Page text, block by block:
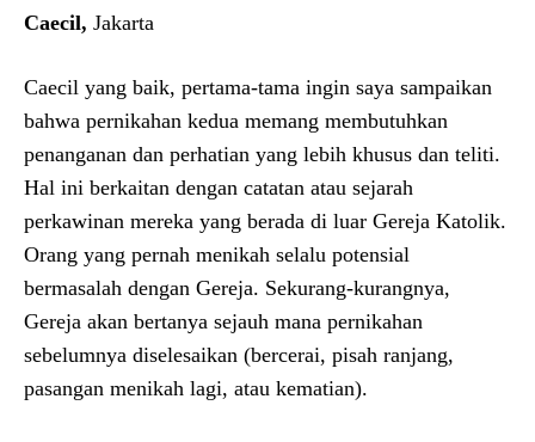
Caecil, Jakarta
Caecil yang baik, pertama-tama ingin saya sampaikan
bahwa pernikahan kedua memang membutuhkan
penanganan dan perhatian yang lebih khusus dan teliti.
Hal ini berkaitan dengan catatan atau sejarah
perkawinan mereka yang berada di luar Gereja Katolik.
Orang yang pernah menikah selalu potensial
bermasalah dengan Gereja. Sekurang-kurangnya,
Gereja akan bertanya sejauh mana pernikahan
sebelumnya diselesaikan (bercerai, pisah ranjang,
pasangan menikah lagi, atau kematian).